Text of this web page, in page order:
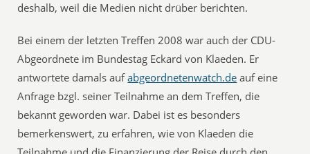
deshalb, weil die Medien nicht drüber berichten.
Bei einem der letzten Treffen 2008 war auch der CDU-
Abgeordnete im Bundestag Eckard von Klaeden. Er
antwortete damals aufabgeordnetenwatch.de auf eine
Anfrage bzgl. seiner Teilnahme an dem Treffen, die
bekannt geworden war. Dabei ist es besonders
bemerkenswert, zu erfahren, wie von Klaeden die